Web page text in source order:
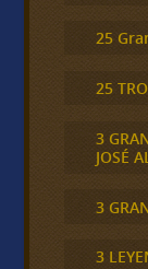
25
25
3
JOSÉ
3
3